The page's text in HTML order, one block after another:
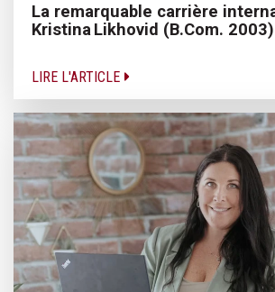
La remarquable carrière
Kristina Likhovid (B.Com. 2003)
LIRE L'ARTICLE